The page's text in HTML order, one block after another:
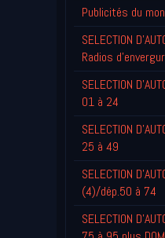
Publicités du
SELECTION
Radios
SELECTION
01 à 24
SELECTION
25 à 49
SELECTION
(4)/dép.50 à 74
SELECTION